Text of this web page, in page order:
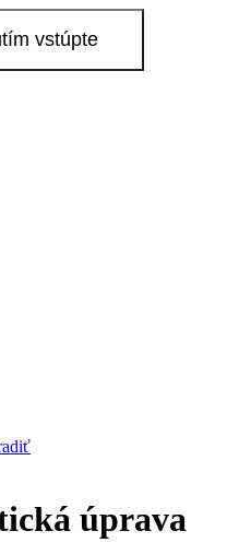
vstúpte
úprava